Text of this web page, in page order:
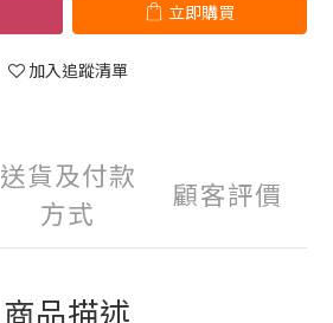
立即購買
加入追蹤清單
送貨及付款
方式
顧客評價
商品描述